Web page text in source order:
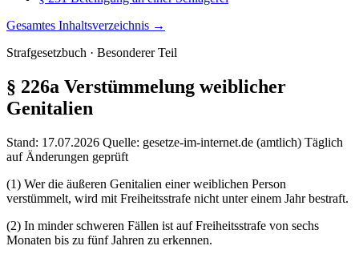
Gesamtes Inhaltsverzeichnis →
Strafgesetzbuch · Besonderer Teil
§ 226a Verstümmelung weiblicher
Genitalien
Stand: 17.07.2026 Quelle: gesetze-im-internet.de (amtlich) Täglich
auf Änderungen geprüft
(1) Wer die äußeren Genitalien einer weiblichen Person
verstümmelt, wird mit Freiheitsstrafe nicht unter einem Jahr bestraft.
(2) In minder schweren Fällen ist auf Freiheitsstrafe von sechs
Monaten bis zu fünf Jahren zu erkennen.